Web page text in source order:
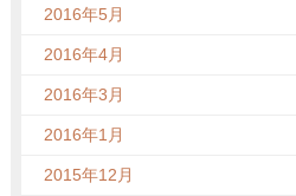
2016年5月
2016年4月
2016年3月
2016年1月
2015年12月